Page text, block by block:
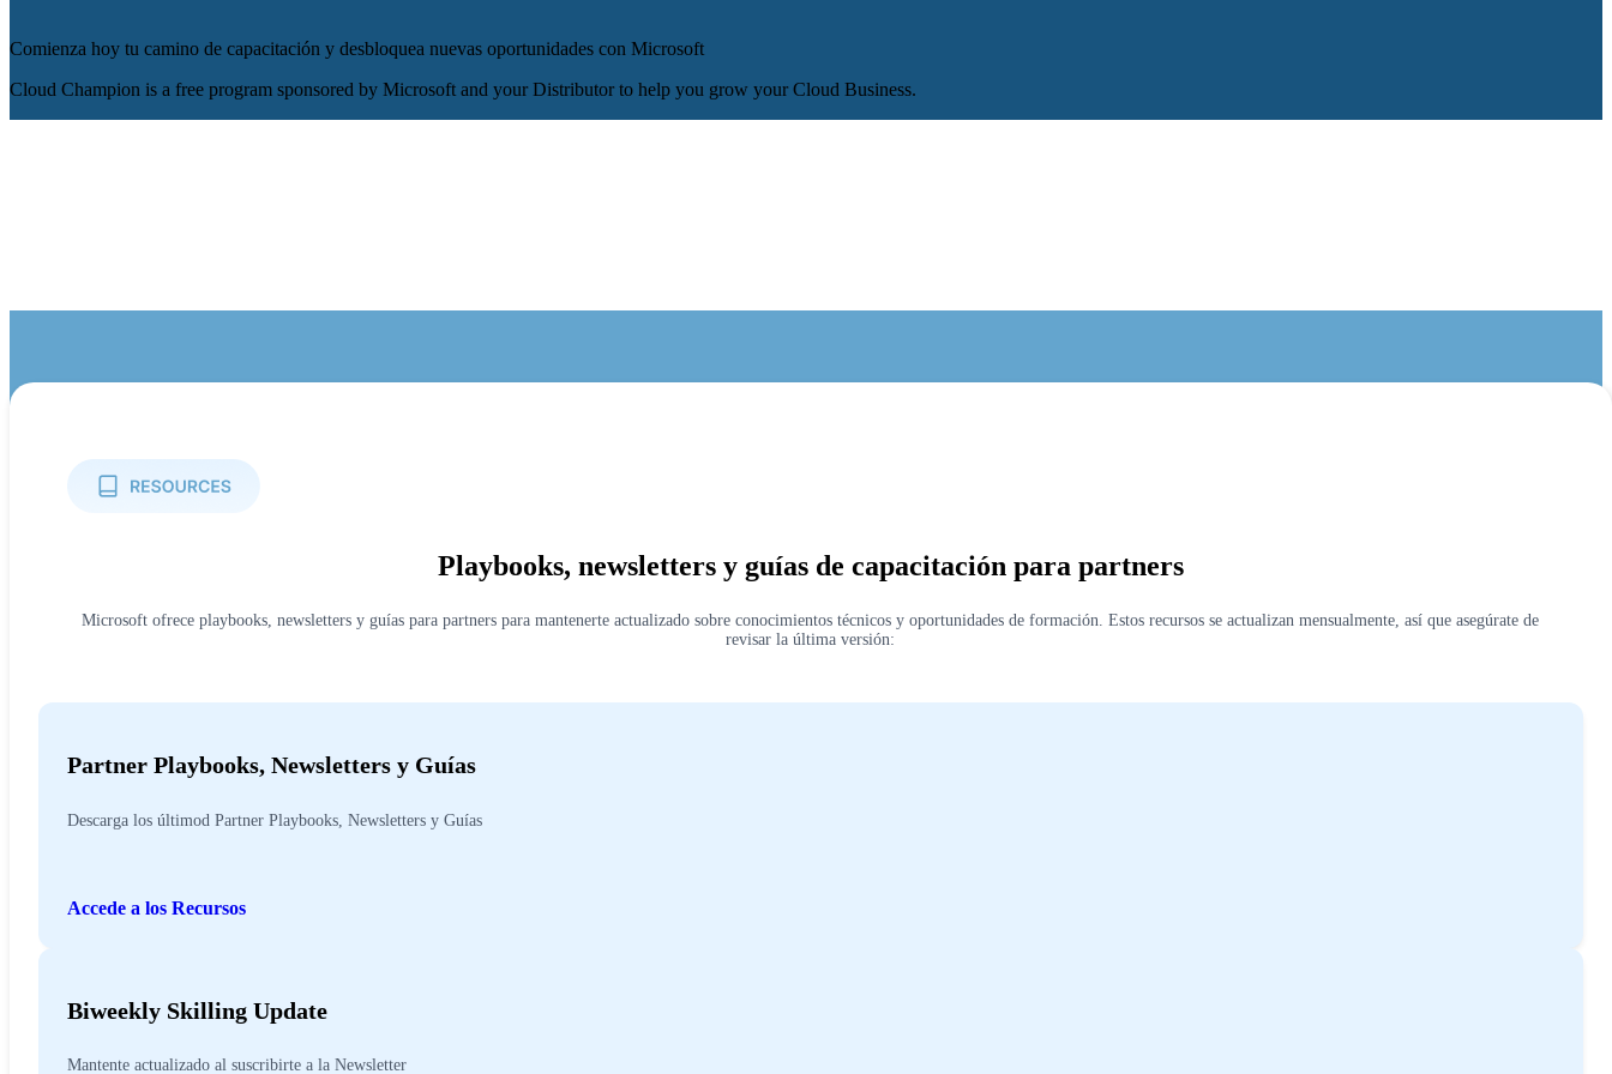
Comienza hoy tu camino de capacitación y desbloquea nuevas oportunidades con Microsoft
Cloud Champion is a free program sponsored by Microsoft and your Distributor to help you grow your Cloud Business.
Playbooks, newsletters y guías de capacitación para partners
Microsoft ofrece playbooks, newsletters y guías para partners para mantenerte actualizado sobre conocimientos técnicos y oportunidades de formación. Estos recursos se actualizan mensualmente, así que asegúrate de
revisar la última versión:
Partner Playbooks, Newsletters y Guías
Descarga los últimod Partner Playbooks, Newsletters y Guías
Accede a los Recursos
Biweekly Skilling Update
Mantente actualizado al suscribirte a la Newsletter